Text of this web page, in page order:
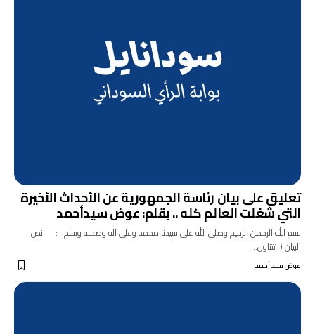
تعليق على بيان رئاسة الجمهورية عن الأحداث الأخيرة
التي شغلت العالم كله .. بقلم: عوض سيدأحمد
بسم الله الرحمن الرحيم وصلى الله على سيدنا محمد وعلى آله وصحبه وسلم : نص
البيان ( تتناول…
عوض سيد أحمد